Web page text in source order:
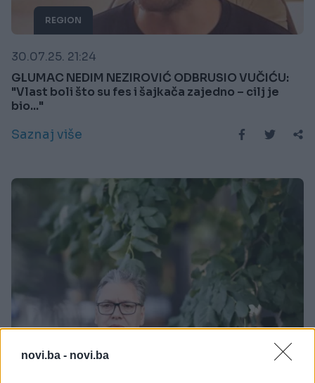
novi.ba - novi.ba
REGION
30.07.25. 21:24
GLUMAC NEDIM NEZIROVIĆ ODBRUSIO VUČIĆU:
"Vlast boli što su fes i šajkača zajedno – cilj je
bio..."
Saznaj više
REGION